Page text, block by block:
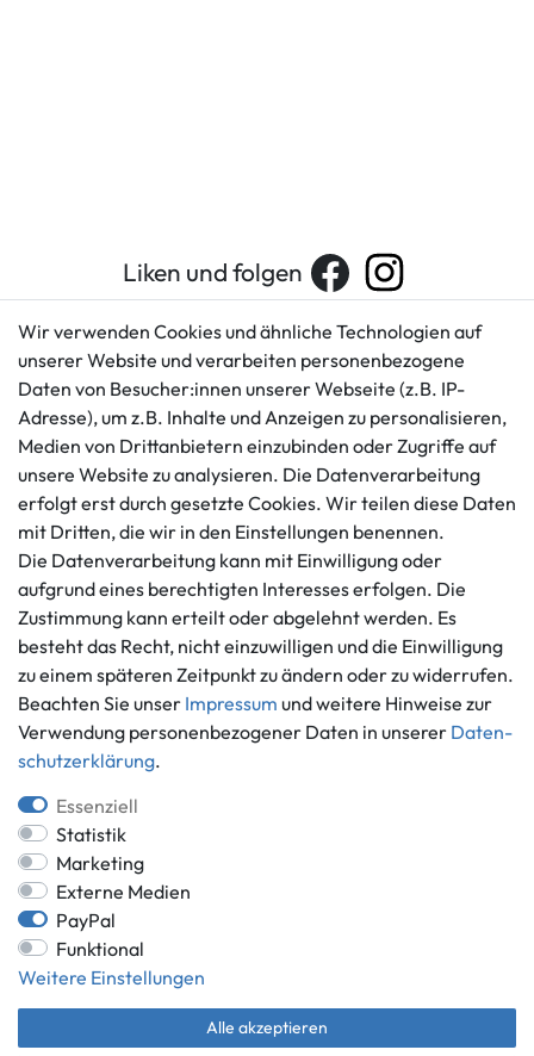
Liken und folgen
Kundenservice
+49 421 596586
Mo. - Fr. 9 - 16 Uhr
info@gameworld.de
Kontaktformular
Rechtliches
AGB
Impressum
Datenschutzerklärung
Barrierefreiheitserklärung
Widerrufs­recht
Vertrag widerrufen
Informationen
Ankauf
Über uns
Häufig gestellte Fragen
Zahlung und Versand
Batterieentsorgung
Zahlungsmöglichkeiten
*Alle Preise inkl. gesetzlicher MwSt.,
** gilt für Lieferungen innerhalb Deutschlands, Lieferzeiten für andere
Länder entnehmen Sie bitte der Schaltfläche mit den
Versandinformationen.
© Game World 2026 | Alle Rechte vorbehalten.
Wir verwenden Cookies und ähnliche Technologien auf
unserer Website und verarbeiten personenbezogene
Daten von Besucher:innen unserer Webseite (z.B. IP-
Adresse), um z.B. Inhalte und Anzeigen zu personalisieren,
Medien von Drittanbietern einzubinden oder Zugriffe auf
unsere Website zu analysieren. Die Datenverarbeitung
erfolgt erst durch gesetzte Cookies. Wir teilen diese Daten
mit Dritten, die wir in den Einstellungen benennen.
Die Datenverarbeitung kann mit Einwilligung oder
aufgrund eines berechtigten Interesses erfolgen. Die
Zustimmung kann erteilt oder abgelehnt werden. Es
besteht das Recht, nicht einzuwilligen und die Einwilligung
zu einem späteren Zeitpunkt zu ändern oder zu widerrufen.
Beachten Sie unser Impressum und weitere Hinweise zur
Verwendung personenbezogener Daten in unserer Daten­
schutz­erklärung.
Essenziell
Statistik
Marketing
Externe Medien
PayPal
Funktional
Weitere Einstellungen
Alle akzeptieren